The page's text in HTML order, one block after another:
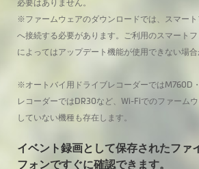
必要はありません。
※ファームウェアのダウンロードでは、スマート
へ接続する必要があります。ご利用のスマート
によってはアップデート機能が使用できない場合
※オートバイ用ドライブレコーダーではM760D
レコーダーではDR30など、Wi-Fiでのファーム
していない機種も存在します。
イベント録画として保存されたファ
フォンですぐに確認できます。